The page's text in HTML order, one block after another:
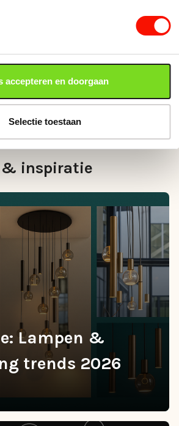
accepteren en doorgaan
Selectie toestaan
Zijn persoonlijke favoriet? Op
de ZTAHL Riva – een prachtige
in combinatie met Segula
sfeervol en een echte
& inspiratie
Lampen &
trends 2026